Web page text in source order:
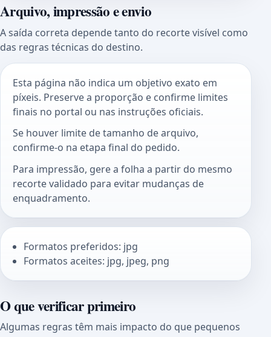
Arquivo, impressão e envio
A saída correta depende tanto do recorte visível como
das regras técnicas do destino.
Esta página não indica um objetivo exato em
píxeis. Preserve a proporção e confirme limites
finais no portal ou nas instruções oficiais.
Se houver limite de tamanho de arquivo,
confirme-o na etapa final do pedido.
Para impressão, gere a folha a partir do mesmo
recorte validado para evitar mudanças de
enquadramento.
Formatos preferidos: jpg
Formatos aceites: jpg, jpeg, png
O que verificar primeiro
Algumas regras têm mais impacto do que pequenos